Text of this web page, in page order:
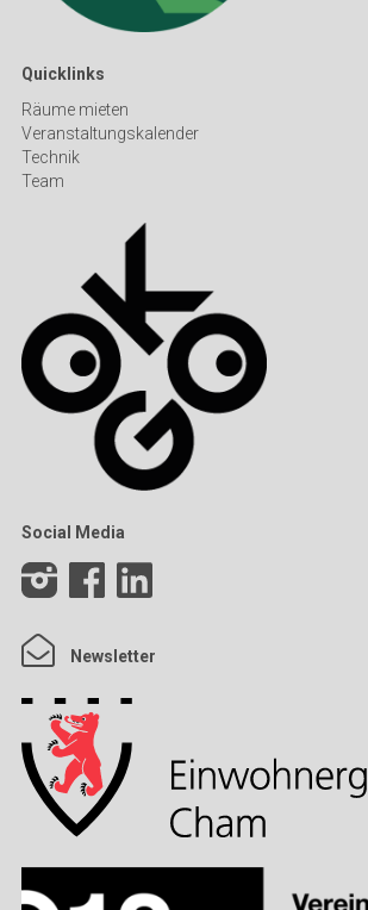
Quicklinks
Räume mieten
Veranstaltungskalender
Technik
Team
Social Media
Newsletter